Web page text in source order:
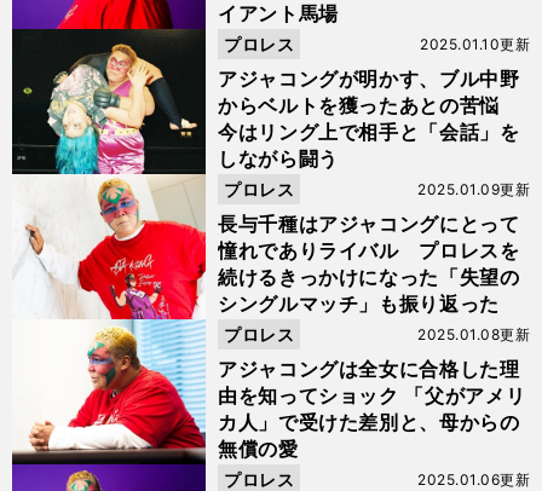
バ
イアント馬場
アジャコングが明かす、ブル中野
からベルトを獲ったあとの苦悩
今はリング上で相手と「会話」を
しながら闘う
2025.01.10更新
プロレス
長与千種はアジャコングにとって
憧れでありライバル プロレスを
続けるきっかけになった「失望の
シングルマッチ」も振り返った
2025.01.09更新
プロレス
アジャコングは全女に合格した理
由を知ってショック 「父がアメリ
カ人」で受けた差別と、母からの
無償の愛
2025.01.08更新
プロレス
2025.01.06更新
プロレス